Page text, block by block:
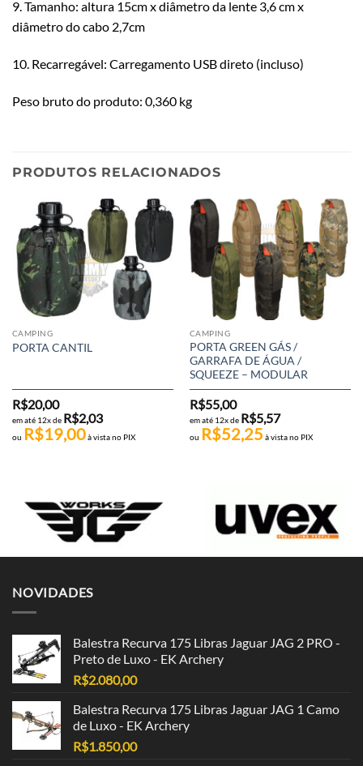
9. Tamanho: altura 15cm x diâmetro da lente 3,6 cm x
diâmetro do cabo 2,7cm
10. Recarregável: Carregamento USB direto (incluso)
Peso bruto do produto: 0,360 kg
PRODUTOS RELACIONADOS
CAMPING
PORTA CANTIL
R$20,00
em até 12x de R$2,03
ou R$19,00à vista no PIX
CAMPING
PORTA GREEN GÁS /
GARRAFA DE ÁGUA /
SQUEEZE – MODULAR
R$55,00
em até 12x de R$5,57
ou R$52,25 à vista no PIX
NOVIDADES
Balestra Recurva 175 Libras Jaguar JAG 2 PRO -
Preto de Luxo - EK Archery
R$2.080,00
Balestra Recurva 175 Libras Jaguar JAG 1 Camo
de Luxo - EK Archery
R$1.850,00